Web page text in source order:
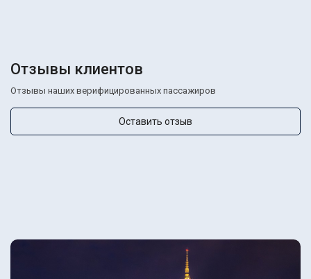
Отзывы клиентов
Отзывы наших верифицированных пассажиров
Оставить отзыв